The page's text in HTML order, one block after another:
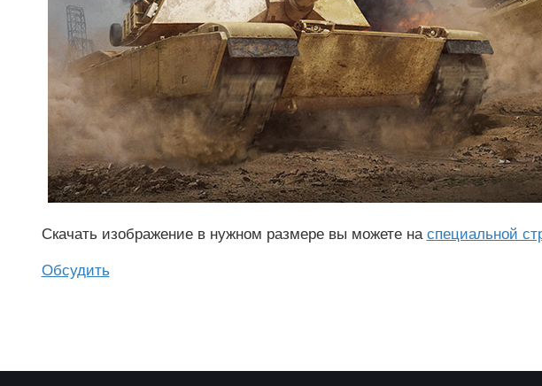
Скачать изображение в нужном размере вы можете на специальной
Обсудить